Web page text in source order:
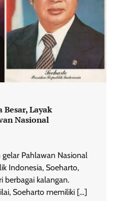
Layak
Nasional
Pahlawan Nasional
Indonesia, Soeharto,
berbagai kalangan.
Soeharto memiliki […]